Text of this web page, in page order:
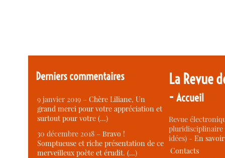
Derniers commentaires
9 janvier 2019 –Chère Liliane, Un
grand merci pour votre appréciation et
surtout pour votre (…)
30 décembre 2018 –Bravo !
Somptueuse et riche présentation de ce
merveilleux poète et érudit. (…)
La Revue
-Accueil
Revue
idées) -En
Contacts